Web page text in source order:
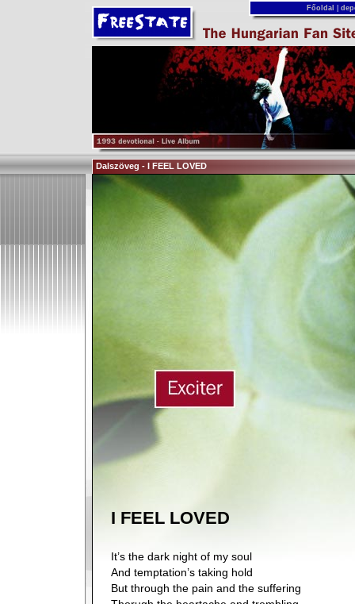
Főoldal
Dalszöveg - I FEEL LOVED
I FEEL LOVED
It’s the dark night of my soul
And temptation’s taking hold
But through the pain and the suffering